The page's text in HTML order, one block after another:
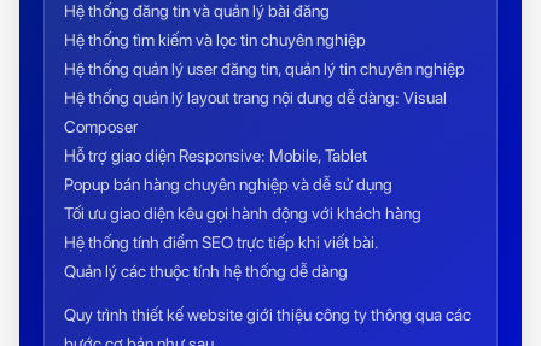
Hệ thống đăng tin và quản lý bài đăng
Hệ thống tìm kiếm và lọc tin chuyên nghiệp
Hệ thống quản lý user đăng tin, quản lý tin chuyên nghiệp
Hệ thống quản lý layout trang nội dung dễ dàng: Visual
Composer
Hỗ trợ giao diện Responsive: Mobile, Tablet
Popup bán hàng chuyên nghiệp và dễ sử dụng
Tối ưu giao diện kêu gọi hành động với khách hàng
Hệ thống tính điểm SEO trực tiếp khi viết bài.
Quản lý các thuộc tính hệ thống dễ dàng
Quy trình thiết kế website giới thiệu công ty thông qua các